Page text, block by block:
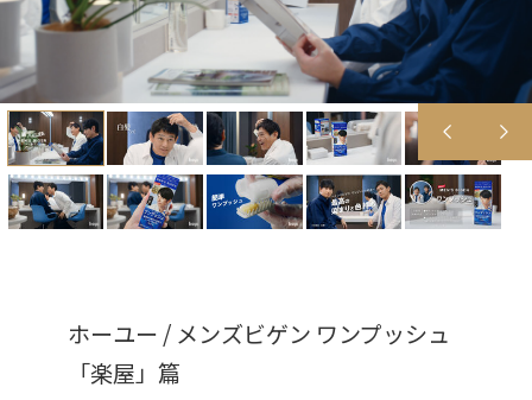
ホーユー / メンズビゲン ワンプッシュ
「楽屋」篇